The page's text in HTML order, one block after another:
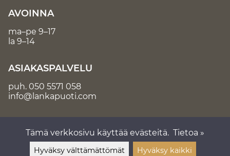
AVOINNA
ma–pe 9–17
la 9–14
ASIAKASPALVELU
puh. 050 5571 058
info@lankapuoti.com
Tämä verkkosivu käyttää evästeitä. Tietoa »
Hyväksy välttämättömät Hyväksy kaikki